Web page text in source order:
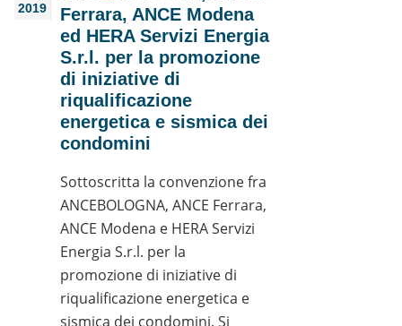
2019
Ferrara, ANCE Modena
ed HERA Servizi Energia
S.r.l. per la promozione
di iniziative di
riqualificazione
energetica e sismica dei
condomini
Sottoscritta la convenzione fra
ANCEBOLOGNA, ANCE Ferrara,
ANCE Modena e HERA Servizi
Energia S.r.l. per la
promozione di iniziative di
riqualificazione energetica e
sismica dei condomini. Si